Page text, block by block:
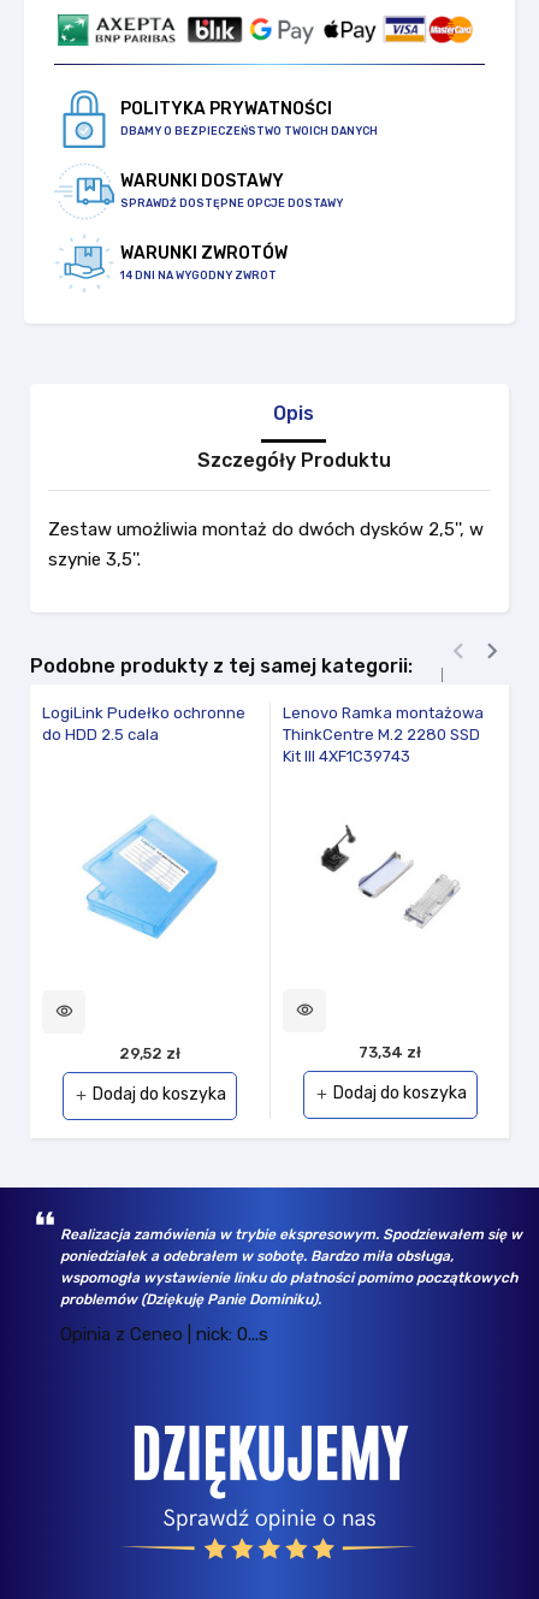
POLITYKA PRYWATNOŚCI
DBAMY O BEZPIECZEŃSTWO TWOICH DANYCH
WARUNKI DOSTAWY
SPRAWDŹ DOSTĘPNE OPCJE DOSTAWY
WARUNKI ZWROTÓW
14 DNI NA WYGODNY ZWROT
Opis
Szczegóły Produktu
Zestaw umożliwia montaż do dwóch dysków 2,5'', w
szynie 3,5''.
Podobne produkty z tej samej kategorii:
LogiLink Pudełko ochronne
do HDD 2.5 cala
visibility
29,52 zł
add Dodaj do koszyka
Lenovo Ramka montażowa
ThinkCentre M.2 2280 SSD
Kit III 4XF1C39743
visibility
73,34 zł
add Dodaj do koszyka
 
Realizacja zamówienia w trybie ekspresowym. Spodziewałem się w
poniedziałek a odebrałem w sobotę. Bardzo miła obsługa,
wspomogła wystawienie linku do płatności pomimo początkowych
problemów (Dziękuję Panie Dominiku).
Opinia z Ceneo | nick: 0...s